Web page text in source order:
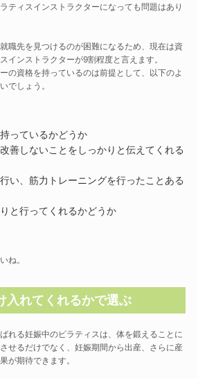
ティスインストラクターになっても問題はあり
職先を見つけるのが困難になるため、現在は資
インストラクターが9割程度と言えます。
の資格を持っているのは前提として、以下のよ
でしょう。
っているかどうか
善しないことをしっかりと伝えてくれる
い、筋力トレーニングを行ったことある
と行ってくれるかどうか
ね。
入れてくれるかで選ぶ
れる妊娠中のピラティスは、体を鍛えることに
せるだけでなく、妊娠期間から出産、さらに産
が期待できます。